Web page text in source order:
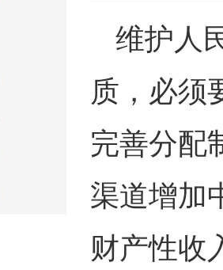
维护人
质，必须
完善分配
渠道增加
财产性收